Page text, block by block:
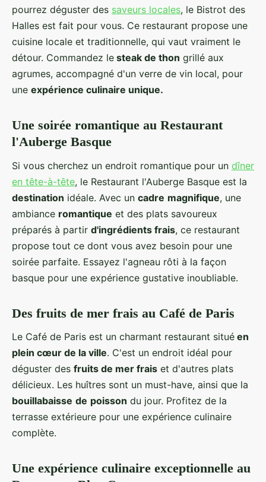
pourrez déguster des saveurs locales, le Bistrot des
Halles est fait pour vous. Ce restaurant propose une
cuisine locale et traditionnelle, qui vaut vraiment le
détour. Commandez le steak de thon grillé aux
agrumes, accompagné d'un verre de vin local, pour
une expérience culinaire unique.
Une soirée romantique au Restaurant
l'Auberge Basque
Si vous cherchez un endroit romantique pour un dîner
en tête-à-tête, le Restaurant l'Auberge Basque est la
destination idéale. Avec un cadre magnifique, une
ambiance romantique et des plats savoureux
préparés à partir d'ingrédients frais, ce restaurant
propose tout ce dont vous avez besoin pour une
soirée parfaite. Essayez l'agneau rôti à la façon
basque pour une expérience gustative inoubliable.
Des fruits de mer frais au Café de Paris
Le Café de Paris est un charmant restaurant situé en
plein cœur de la ville. C'est un endroit idéal pour
déguster des fruits de mer frais et d'autres plats
délicieux. Les huîtres sont un must-have, ainsi que la
bouillabaisse de poisson du jour. Profitez de la
terrasse extérieure pour une expérience culinaire
complète.
Une expérience culinaire exceptionnelle au